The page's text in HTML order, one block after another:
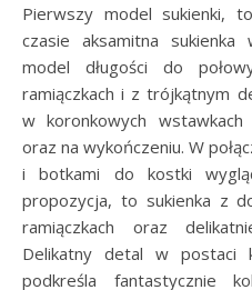
Pierwszy model sukienki,
czasie aksamitna
model długości do
ramiączkach i z trójkątnym
w koronkowych
oraz na wykończeniu. W
i botkami do kostki
propozycja, to sukienka z
ramiączkach oraz
Delikatny detal w postaci
podkreśla fantastycznie